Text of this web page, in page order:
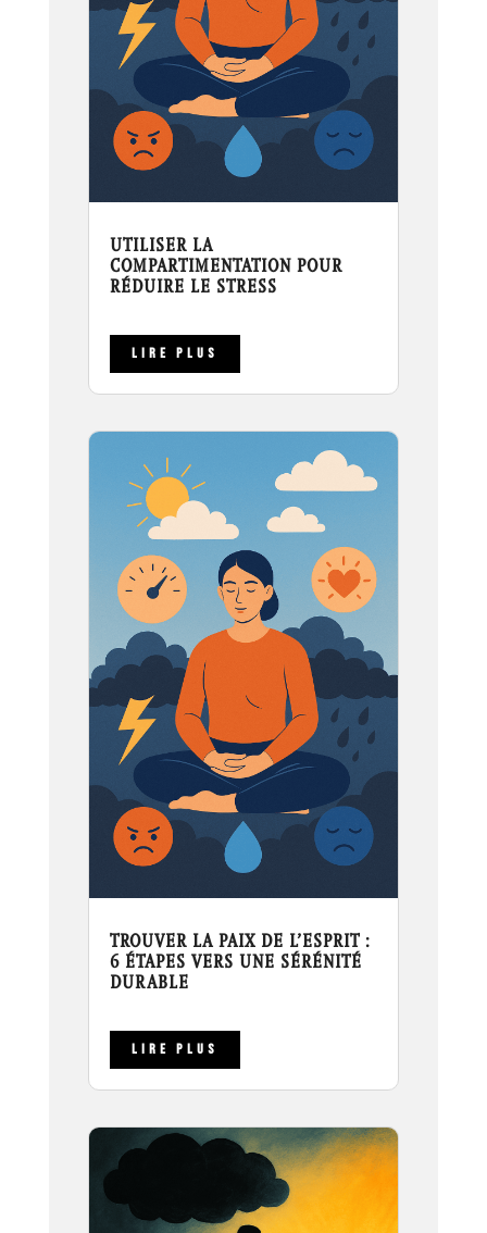
UTILISER LA
COMPARTIMENTATION POUR
RÉDUIRE LE STRESS
LIRE PLUS
TROUVER LA PAIX DE L’ESPRIT :
6 ÉTAPES VERS UNE SÉRÉNITÉ
DURABLE
LIRE PLUS